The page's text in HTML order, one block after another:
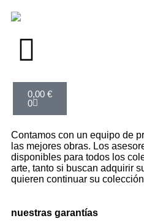
0,00 €
0
Contamos con un equipo de
las mejores obras. Los
disponibles para todos los
arte, tanto si buscan adquirir
quieren continuar su
nuestras garantías